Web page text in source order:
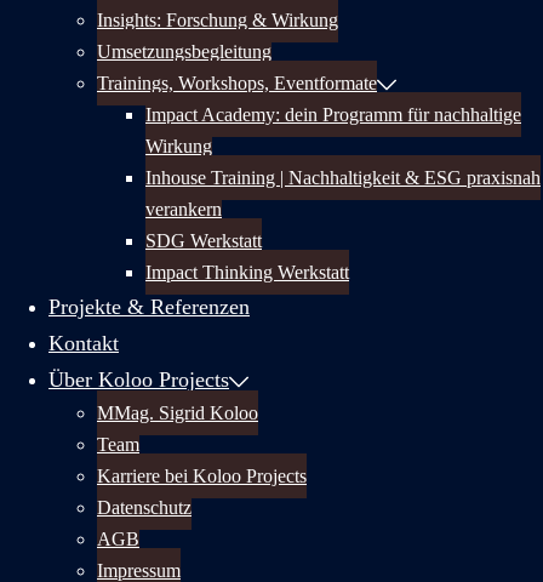
Insights: Forschung & Wirkung
Umsetzungsbegleitung
Trainings, Workshops, Eventformate
Impact Academy: dein Programm für nachhaltige
Wirkung
Inhouse Training | Nachhaltigkeit & ESG praxisnah
verankern
SDG Werkstatt
Impact Thinking Werkstatt
Projekte & Referenzen
Kontakt
Über Koloo Projects
MMag. Sigrid Koloo
Team
Karriere bei Koloo Projects
Datenschutz
AGB
Impressum